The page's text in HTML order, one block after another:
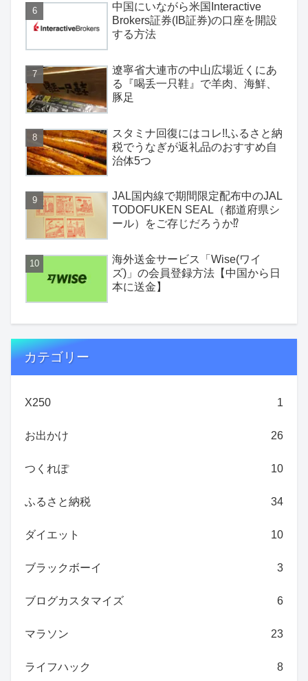
中国にいながら米国Interactive
Brokers証券(IB証券)の口座を開設
する方法
遼寧省大連市の中山広場近くにあ
る『喝丢一只鞋』で羊肉、海鮮、
豚足
スタミナ回復にはコレ!!ふるさと納
税でうなぎが返礼品のおすすめ自
治体5つ
JAL国内線で期間限定配布中のJAL
TODOFUKEN SEAL（都道府県シ
ール）をご存じだろうか⁉
海外送金サービス「Wise(ワイ
ズ)」の会員登録方法【中国から日
本に送金】
カテゴリー
X250 1
お出かけ 26
つくれぽ 10
ふるさと納税 34
ダイエット 10
ブラックボーイ 3
ブログカスタマイズ 6
マラソン 23
ライフハック 8